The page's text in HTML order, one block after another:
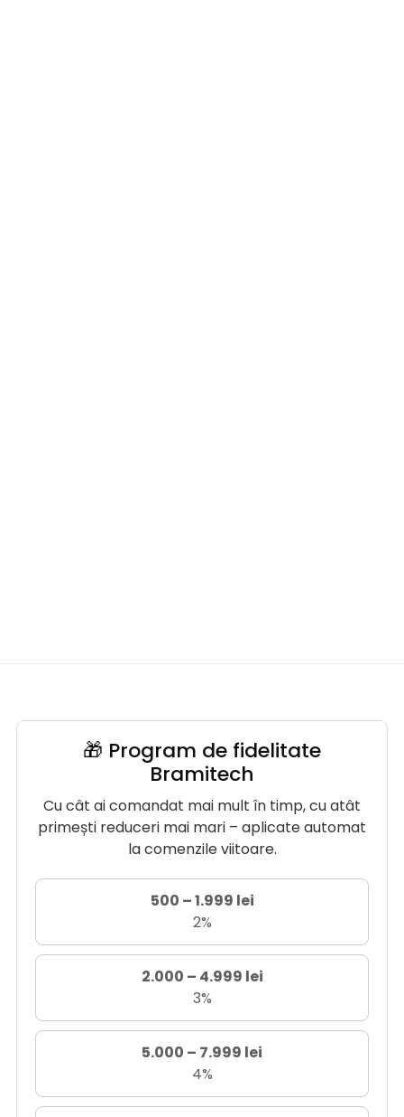
🎁 Program de fidelitate
Bramitech
Cu cât ai comandat mai mult în timp, cu atât
primești reduceri mai mari – aplicate automat
la comenzile viitoare.
500 – 1.999 lei
2%
2.000 – 4.999 lei
3%
5.000 – 7.999 lei
4%